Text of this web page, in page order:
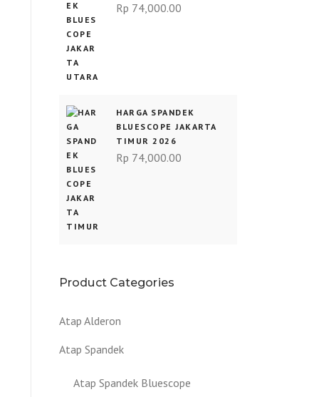
Rp 74,000.00
HARGA SPANDEK
BLUESCOPE JAKARTA
TIMUR 2026
Rp 74,000.00
Product Categories
Atap Alderon
Atap Spandek
Atap Spandek Bluescope